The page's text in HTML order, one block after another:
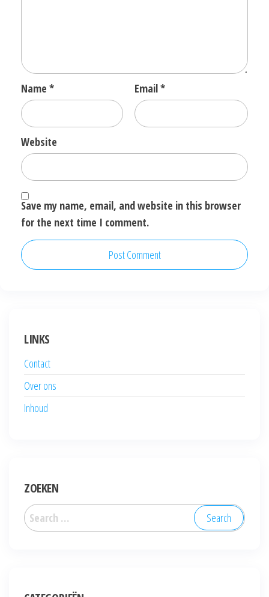
Name * Email*
Website
Save my name, email, and website in this browser
for the next time I comment.
LINKS
Contact
Over ons
Inhoud
ZOEKEN
Search
for: